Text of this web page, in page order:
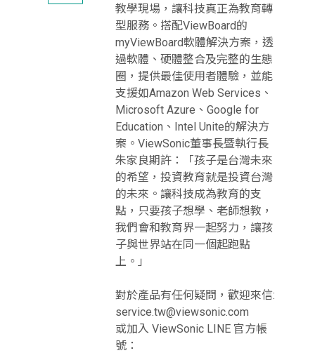
教學現場，讓科技真正為教育轉
型服務。搭配ViewBoard的
myViewBoard軟體解決方案，透
過軟體、硬體整合及完整的生態
圈，提供最佳使用者體驗，並能
支援如Amazon Web Services、
Microsoft Azure、Google for
Education、Intel Unite的解決方
案。ViewSonic董事長暨執行長
朱家良期許：「孩子是台灣未來
的希望，投資教育就是投資台灣
的未來。讓科技成為教育的支
點，只要孩子想學、老師想教，
我們會和教育界一起努力，讓孩
子與世界站在同一個起跑點
上。」
對於產品有任何疑問，歡迎來信:
service.tw@viewsonic.com
或加入 ViewSonic LINE 官方帳
號：